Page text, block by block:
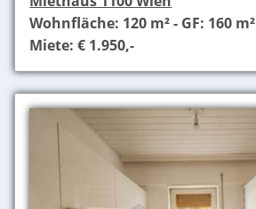
Wohnfläche: 120 m² - GF: 160 m²
Miete: € 1.950,-